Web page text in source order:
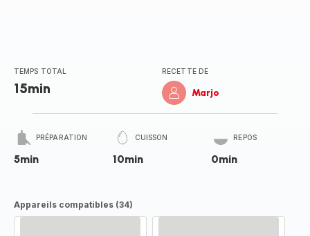
TEMPS TOTAL
15min
RECETTE DE
Marjo
PRÉPARATION
5min
CUISSON
10min
REPOS
0min
Appareils compatibles (34)